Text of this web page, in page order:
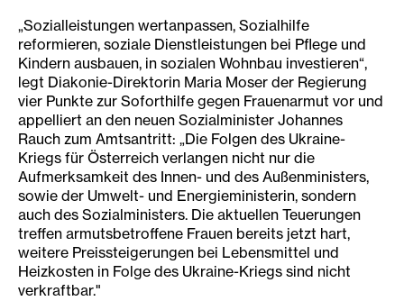
„Sozialleistungen wertanpassen, Sozialhilfe
reformieren, soziale Dienstleistungen bei Pflege und
Kindern ausbauen, in sozialen Wohnbau investieren“,
legt Diakonie-Direktorin Maria Moser der Regierung
vier Punkte zur Soforthilfe gegen Frauenarmut vor und
appelliert an den neuen Sozialminister Johannes
Rauch zum Amtsantritt: „Die Folgen des Ukraine-
Kriegs für Österreich verlangen nicht nur die
Aufmerksamkeit des Innen- und des Außenministers,
sowie der Umwelt- und Energieministerin, sondern
auch des Sozialministers. Die aktuellen Teuerungen
treffen armutsbetroffene Frauen bereits jetzt hart,
weitere Preissteigerungen bei Lebensmittel und
Heizkosten in Folge des Ukraine-Kriegs sind nicht
verkraftbar."